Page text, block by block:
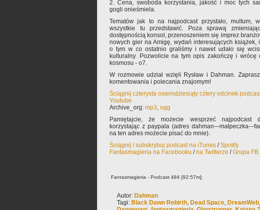
2. Cena, swoboda korzystania, jakość i moc tych
gogli onieśmiela.
Tematów jak to na najpodcast przystało, multum,
wszystkie tu przedstawić. Poza sprawą
dostępnością konsol, przenoszeniem się imprez
nowych gier na Amigę, wydań interesujących książek,
o tym w co ostatnio graliśmy i nawet udało się
kulturalny. Pozwolicie na tym opis zakończę i wrócę
kosmosu - o7.
W rozmowie udział wzięli Rysław i Dahman.
komentowania i polecania znajomym!
Ściągnij czterysta osiemdziesiąty cztery odcinek
Youtube
Archive_org: mp3, ogg
Pamiętajcie, że możecie wesprzeć najpodcast
korzystając z paypala (adres dahman-–małpeczka-
na ten adres możecie pisać do mnie).
Ściągnij / subskrybuj podcast na iTunes /Spotify
Fantasmagieria na Facebooku /na Twitterze /Grupa FB
Fantasmagieria - Podcast 484 [92:57m]:
Autor: Dahman
Tagi: Black Dawn Rebirth, Dead Space, DreamWeb,